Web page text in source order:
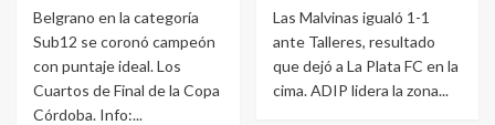
Belgrano en la categoría
Sub12 se coronó campeón
con puntaje ideal. Los
Cuartos de Final de la Copa
Córdoba. Info:...
Las Malvinas igualó 1-1
ante Talleres, resultado
que dejó a La Plata FC en la
cima. ADIP lidera la zona...